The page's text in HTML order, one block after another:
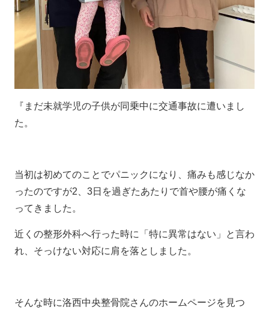
『まだ未就学児の子供が同乗中に交通事故に遭いまし
た。
当初は初めてのことでパニックになり、痛みも感じなか
ったのですが2、3日を過ぎたあたりで首や腰が痛くな
ってきました。
近くの整形外科へ行った時に「特に異常はない」と言わ
れ、そっけない対応に肩を落としました。
そんな時に洛西中央整骨院さんのホームページを見つ